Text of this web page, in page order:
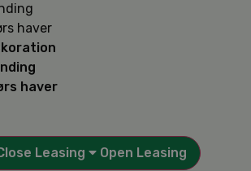
haver
haver
Leasing
Open Leasing